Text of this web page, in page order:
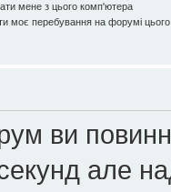
мене з цього комп'ютера
моє перебування на форумі
ви
але